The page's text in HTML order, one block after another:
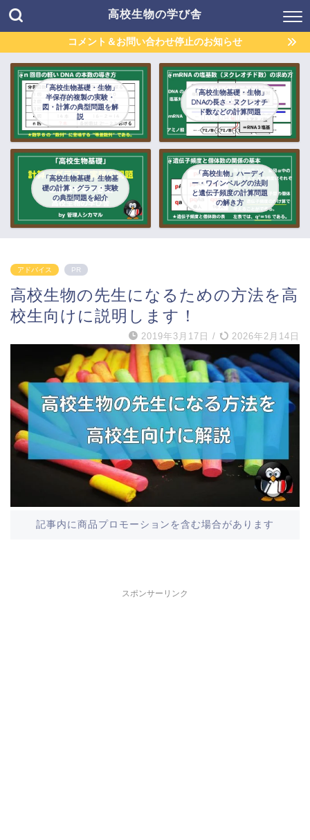
高校生物の学び舎
コメント＆お問い合わせ停止のお知らせ
「高校生物基礎・生物」
半保存的複製の実験・
図・計算の典型問題を解
説
「高校生物基礎・生物」
DNAの長さ・ヌクレオチ
ド数などの計算問題
「高校生物基礎」生物基
礎の計算・グラフ・実験
の典型問題を紹介
「高校生物」ハーディ
ー・ワインベルグの法則
と遺伝子頻度の計算問題
の解き方
アドバイス PR
高校生物の先生になるための方法を高
校生向けに説明します！
2019年3月17日 / 2026年2月14日
記事内に商品プロモーションを含む場合があります
スポンサーリンク